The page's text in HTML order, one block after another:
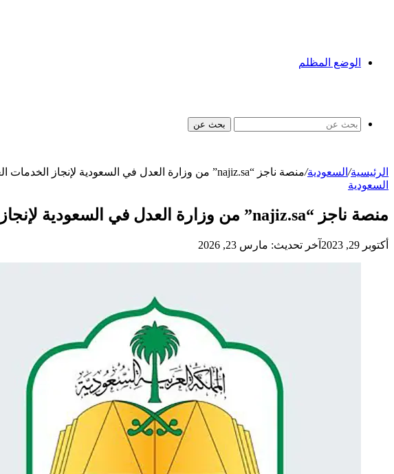
الوضع المظلم
بحث عن
الرئيسية/ السعودية/منصة ناجز “najiz.sa” من وزارة العدل في السعودية لإنجاز الخدمات العدلية الإلكترونية
السعودية
منصة ناجز “najiz.sa” من وزارة العدل في السعودية لإنجاز الخدمات العدلية الإلكترونية
أكتوبر 29, 2023 آخر تحديث: مارس 23, 2026